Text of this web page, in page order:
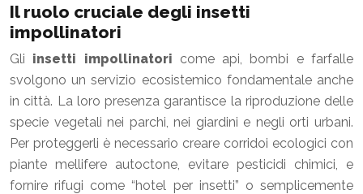
Il ruolo cruciale degli insetti
impollinatori
Gli insetti impollinatori come api, bombi e farfalle
svolgono un servizio ecosistemico fondamentale anche
in città. La loro presenza garantisce la riproduzione delle
specie vegetali nei parchi, nei giardini e negli orti urbani.
Per proteggerli è necessario creare corridoi ecologici con
piante mellifere autoctone, evitare pesticidi chimici, e
fornire rifugi come “hotel per insetti” o semplicemente